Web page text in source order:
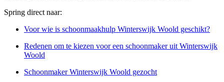
Spring direct naar:
Voor wie is schoonmaakhulp Winterswijk Woold geschikt?
Redenen om te kiezen voor een schoonmaker uit Winterswijk
Woold
Schoonmaker Winterswijk Woold gezocht